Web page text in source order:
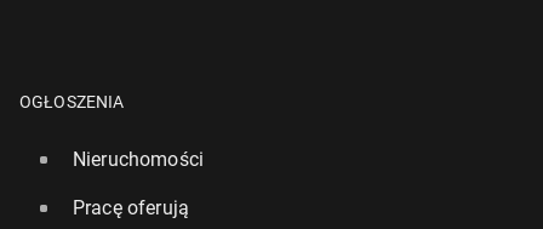
OGŁOSZENIA
Nieruchomości
Pracę oferują